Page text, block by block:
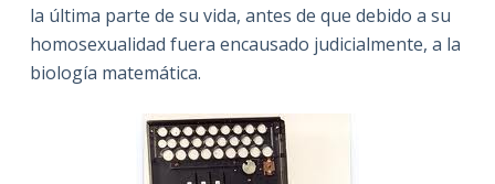
la última parte de su vida, antes de que debido a su
homosexualidad fuera encausado judicialmente, a la
biología matemática.